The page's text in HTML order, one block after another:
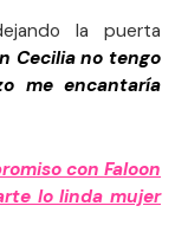
la puerta
Cecilia no tengo
me encantaría
con Faloon
lo linda mujer